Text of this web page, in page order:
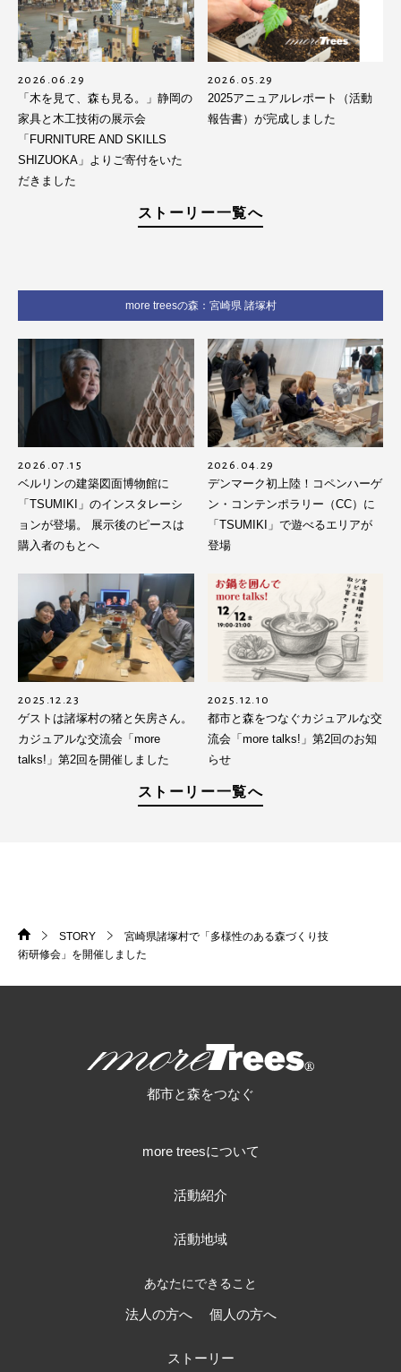
2026.06.29
「木を見て、森も見る。」静岡の
家具と木工技術の展示会
「FURNITURE AND SKILLS
SHIZUOKA」よりご寄付をいた
だきました
2026.05.29
2025アニュアルレポート（活動
報告書）が完成しました
ストーリー一覧へ
more treesの森：宮崎県 諸塚村
2026.07.15
ベルリンの建築図面博物館に
「TSUMIKI」のインスタレーシ
ョンが登場。 展示後のピースは
購入者のもとへ
2026.04.29
デンマーク初上陸！コペンハーゲ
ン・コンテンポラリー（CC）に
「TSUMIKI」で遊べるエリアが
登場
2025.12.23
ゲストは諸塚村の猪と矢房さん。
カジュアルな交流会「more
talks!」第2回を開催しました
2025.12.10
都市と森をつなぐカジュアルな交
流会「more talks!」第2回のお知
らせ
ストーリー一覧へ
HOME
>
STORY
宮崎県諸塚村で「多様性のある森づくり技
術研修会」を開催しました
都市と森をつなぐ
more treesについて
活動紹介
活動地域
あなたにできること
法人の方へ 個人の方へ
ストーリー